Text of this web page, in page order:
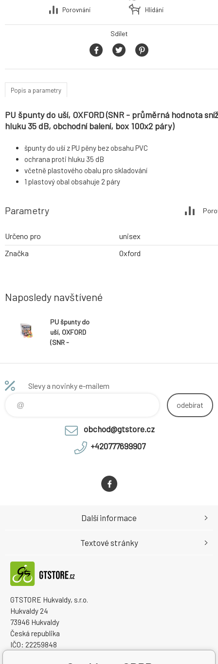
Porovnání
Hlídání
Sdílet
Popis a parametry
PU špunty do uší, OXFORD (SNR - průměrná hodnota
hluku 35 dB, obchodní balení, box 100x2 páry)
špunty do uší z PU pěny bez obsahu PVC
ochrana proti hluku 35 dB
včetně plastového obalu pro skladování
1 plastový obal obsahuje 2 páry
Parametry
Určeno pro
unisex
Značka
Oxford
Naposledy navštívené
PU špunty do
uší, OXFORD
(SNR -
hodnota snížení
obchodní
Slevy a novinky e-mailem
odebírat
obchod@gtstore.cz
+420777699907
GTSTORE Hukvaldy, s.r.o.
Hukvaldy 24
73946 Hukvaldy
Česká republika
IČO: 22259848
Další informace
Textové stránky